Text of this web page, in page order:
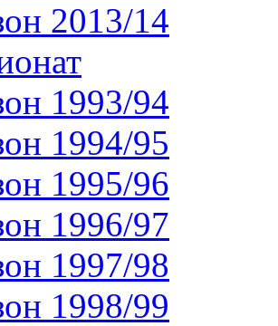
2013/14
1993/94
1994/95
1995/96
1996/97
1997/98
1998/99